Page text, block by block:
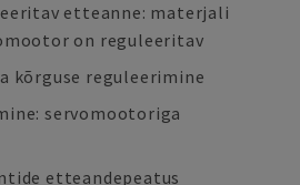
etteanne: materjali
on reguleeritav
kõrguse reguleerimine
servomootoriga
etteandepeatus